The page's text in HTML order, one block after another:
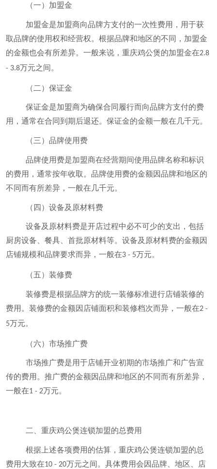
（一）加盟金
加盟金是加盟商向品牌方支付的一次性费用，用于获
取品牌的使用权和经营权。根据品牌和地区的不同，加盟金
的金额也会有所差异。一般来说，重庆鸡公煲的加盟金在2.8
- 3.8万元之间。
（二）保证金
保证金是加盟商为确保合同履行而向品牌方支付的费
用，通常在合同到期后退还。保证金的金额一般在几千元。
（三）品牌使用费
品牌使用费是加盟商在经营期间使用品牌名称和标识
的费用，通常按年收取。品牌使用费的金额因品牌和地区的
不同而有所差异，一般在几千元。
（四）设备及原材料费
设备及原材料费是开店过程中必不可少的支出，包括
厨房设备、餐具、首批原材料等。设备及原材料费的金额因
店铺规模和品牌要求而异，一般在3 - 5万元。
（五）装修费
装修费是根据品牌方的统一装修标准进行店铺装修的
费用。装修费的金额因店铺面积和装修档次而异，一般在2 -
5万元。
（六）市场推广费
市场推广费是用于店铺开业初期的市场推广和广告宣
传的费用。推广费的金额因品牌和地区的不同而有所差异，
一般在1 - 2万元。
二、重庆鸡公煲连锁加盟的总费用
根据上述各项费用的估算，重庆鸡公煲连锁加盟的总
费用大致在10 - 20万元之间。具体费用会因品牌、地区、店